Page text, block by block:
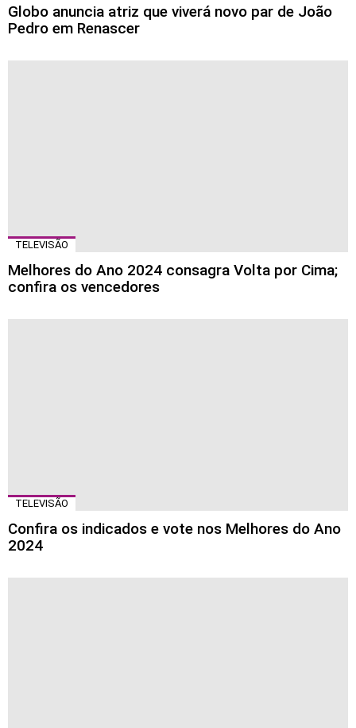
Globo anuncia atriz que viverá novo par de João
Pedro em Renascer
TELEVISÃO
Melhores do Ano 2024 consagra Volta por Cima;
confira os vencedores
TELEVISÃO
Confira os indicados e vote nos Melhores do Ano
2024